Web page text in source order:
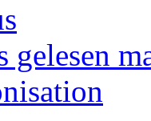
gelesen